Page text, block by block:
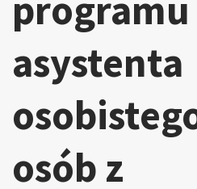
asystenta
osób z